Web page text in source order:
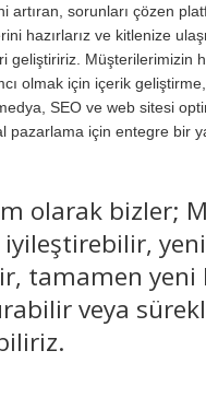
artıran, sorunları çözen
hazırlarız ve kitlenize
geliştiririz. Müşterilerimizin
olmak için içerik
SEO ve web sitesi
pazarlama için entegre bir
olarak bizler;
tamamen yeni
veya